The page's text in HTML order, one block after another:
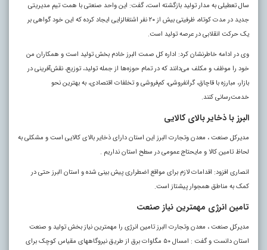
سال تعطیلی به مدار تولید بازگشته است، گفت: این واحد صنعتی با همت تیم مدیریتی
جدید در مدت کوتاه، ظرفیتی بیش از ۲۰ نفر اشتغالزایی ایجاد کرده که این خود گواهی بر
یک حرکت انقلابی در عرصه تولید است.
وی در ادامه خاطرنشان کرد: اداره کل صمت البرز خادم بخش تولید است و همکاران من
خود را موظف و مکلف می‌دانند که در تمام حوزه‌ها از جمله تولید، توزیع، نقش‌آفرینی در
بازار، مبارزه با قاچاق، گرانفروشی، کم‌فروشی و تخلفات اقتصادی، به بهترین نحو
خدمت‌رسانی کنند.
البرز با ذخایر بالای کالایی
مدیرکل صنعت ، معدن وتجارت البرز این استان دارای ذخایر بالای کالایی است و مشکلی به
لحاظ تامین کالا و مایحتاج عمومی در سطح استان نداریم .
انصاری افزود: اقدامات لازم برای مواقع اضطراری پیش بینی شده و استان البرز حتی در
کمک به مناطق همجوار پیشتاز است.
تامین انرژی مهمترین نیاز صنعت
مدیرکل صنعت ، معدن وتجارت البرز تامین انرژی را مهمترین نیاز بخش تولید و صنعت
استان دانست و گفت : امسال ۵۰ مگاوات برق از طریق نیروگاههای مقیاس کوچک برای